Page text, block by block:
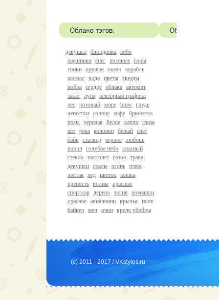
девушка блондинка небо
наушники снег розовые горы
гонки оружие океан корабль
космос вода цветы звезды
война сердце облака автомат
закат луна векторная графика
лес розовый море bmw грудь
лепестки солнце кофе брюнетка
розы деревья белое капли глаза
кот река колонки белый свет
байк сталкер черное любовь
винил голубое небо красный
стекло пистолет газон трава
девушки скалы огонь пляж
листья
лед цветок кошка
крепость волны красные
спорткар дерево залив ромашки
красное авиалинии крылья
поле
байкер меч очки кредо убийцы
(c) 2011 - 2017 /VKstyles.ru